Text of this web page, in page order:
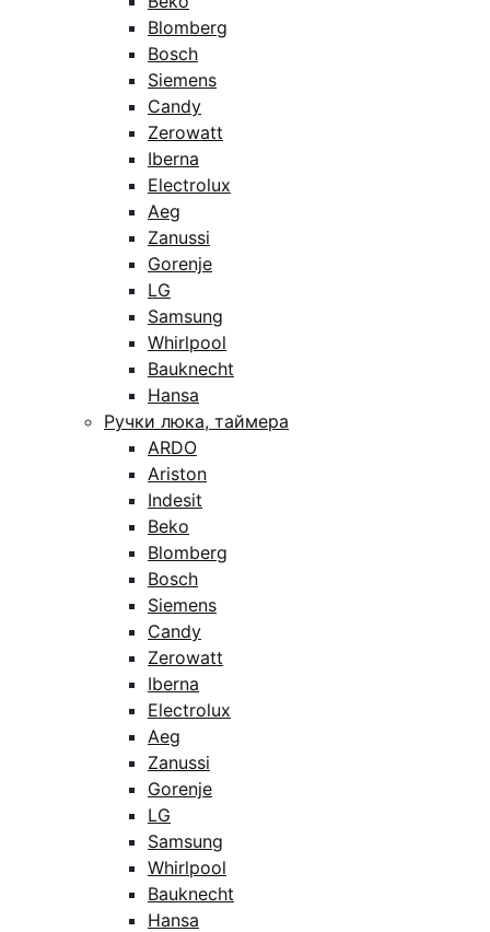
Blomberg
Bosch
Siemens
Candy
Zerowatt
Iberna
Electrolux
Aeg
Zanussi
Gorenje
LG
Samsung
Whirlpool
Bauknecht
Hansa
Ручки люка, таймера
ARDO
Ariston
Indesit
Beko
Blomberg
Bosch
Siemens
Candy
Zerowatt
Iberna
Electrolux
Aeg
Zanussi
Gorenje
LG
Samsung
Whirlpool
Bauknecht
Hansa